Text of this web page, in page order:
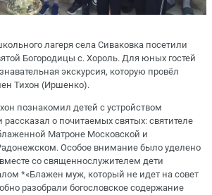
лагеря села Сиваковка посетили
Богородицы с. Хороль. Для юных гостей
экскурсия, которую провёл
Тихон (Иршенко).
познакомил детей с устройством
рассказал о почитаемых святых: святителе
Матроне Московской и
Особое внимание было уделено
со священнослужителем дети
*«Блажен муж, который не идет на совет
разобрали богословское содержание